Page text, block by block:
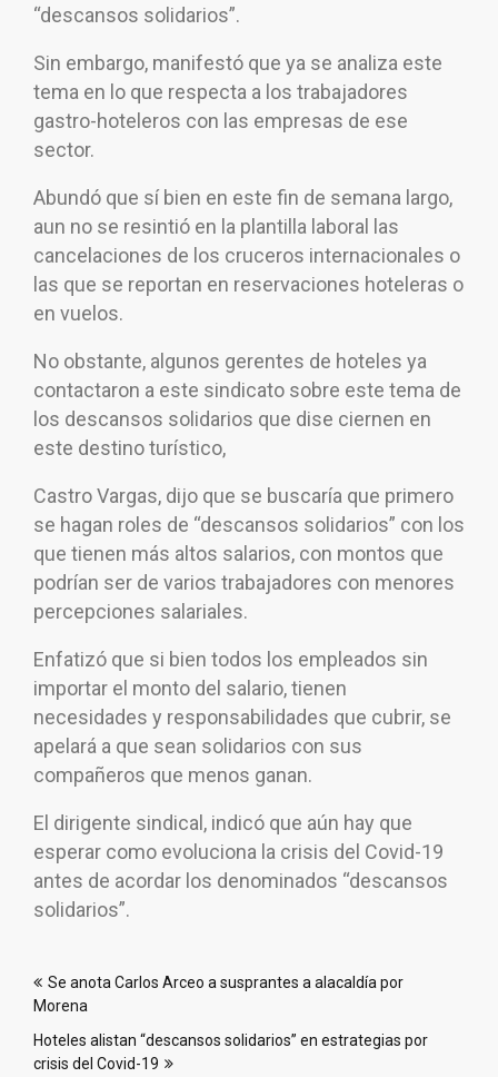
“descansos solidarios”.
Sin embargo, manifestó que ya se analiza este
tema en lo que respecta a los trabajadores
gastro-hoteleros con las empresas de ese
sector.
Abundó que sí bien en este fin de semana largo,
aun no se resintió en la plantilla laboral las
cancelaciones de los cruceros internacionales o
las que se reportan en reservaciones hoteleras o
en vuelos.
No obstante, algunos gerentes de hoteles ya
contactaron a este sindicato sobre este tema de
los descansos solidarios que dise ciernen en
este destino turístico,
Castro Vargas, dijo que se buscaría que primero
se hagan roles de “descansos solidarios” con los
que tienen más altos salarios, con montos que
podrían ser de varios trabajadores con menores
percepciones salariales.
Enfatizó que si bien todos los empleados sin
importar el monto del salario, tienen
necesidades y responsabilidades que cubrir, se
apelará a que sean solidarios con sus
compañeros que menos ganan.
El dirigente sindical, indicó que aún hay que
esperar como evoluciona la crisis del Covid-19
antes de acordar los denominados “descansos
solidarios”.
de
entradas
Se anota Carlos Arceo a susprantes a alacaldía por
Morena
Hoteles alistan “descansos solidarios” en estrategias por
crisis del Covid-19